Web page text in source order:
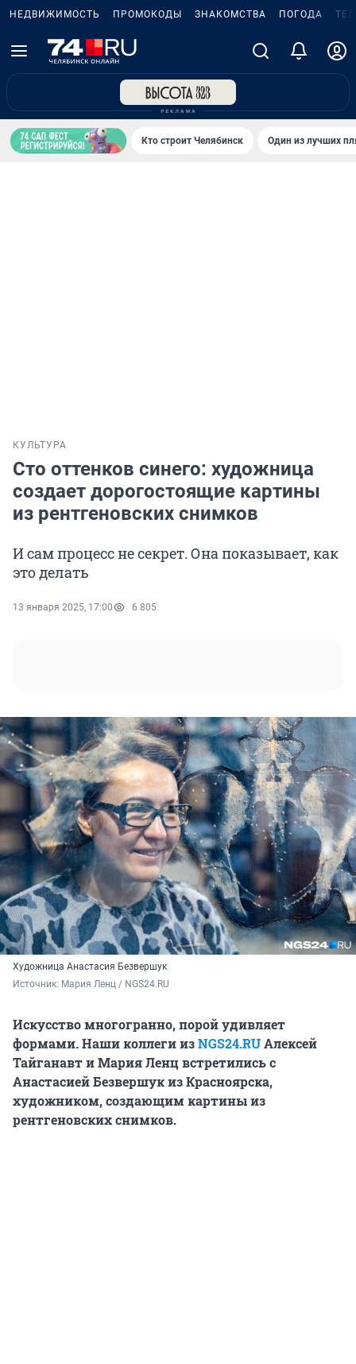
НЕДВИЖИМОСТЬ ПРОМОКОДЫ ЗНАКОМСТВА ПОГОДА
Кто строит Челябинск Один из лучших
КУЛЬТУРА
Сто оттенков синего: художница
создает дорогостоящие картины
из рентгеновских снимков
И сам процесс не секрет. Она показывает, как
это делать
13 января 2025, 17:00 6 805
Художница Анастасия Безвершук
Источник: Мария Ленц / NGS24.RU
Искусство многогранно, порой удивляет
формами. Наши коллеги изNGS24.RUАлексей
Тайганавт и Мария Ленц встретились с
Анастасией Безвершук из Красноярска,
художником, создающим картины из
рентгеновских снимков.